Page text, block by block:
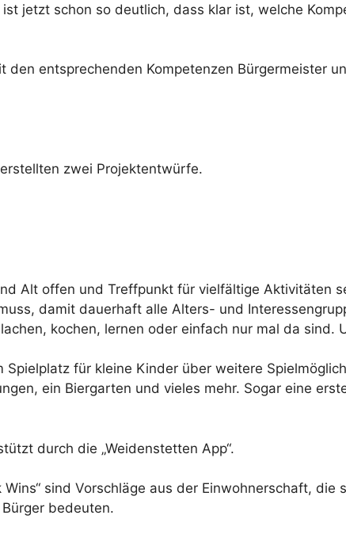
jetzt schon so deutlich, dass klar ist, welche
entsprechenden Kompetenzen Bürgermeister
zwei Projektentwürfe.
Alt offen und Treffpunkt für vielfältige Aktivitäten
damit dauerhaft alle Alters- und
kochen, lernen oder einfach nur mal da sind.
für kleine Kinder über weitere
ein Biergarten und vieles mehr. Sogar eine
durch die „Weidenstetten App“.
sind Vorschläge aus der Einwohnerschaft, die
bedeuten.